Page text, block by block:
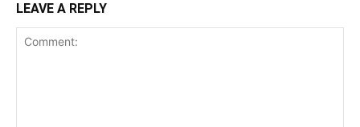
LEAVE A REPLY